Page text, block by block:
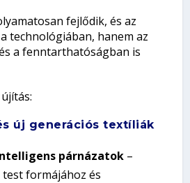
fejlődik, és az
technológiában, hanem az
a fenntarthatóságban is
új generációs textíliák
párnázatok –
formájához és